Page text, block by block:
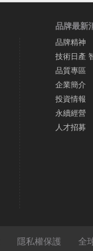
品牌最新
品牌精神
技術日產
品質專區
企業簡介
投資情報
永續經營
人才招募
隱私權保護 全